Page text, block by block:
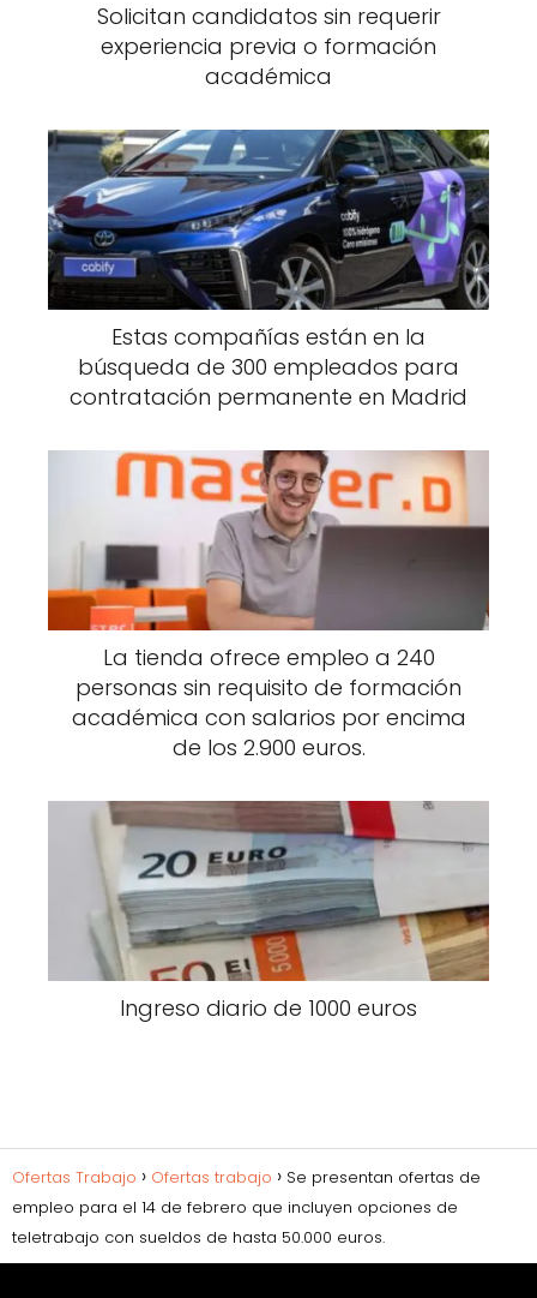
Solicitan candidatos sin requerir
experiencia previa o formación
académica
Estas compañías están en la
búsqueda de 300 empleados para
contratación permanente en Madrid
La tienda ofrece empleo a 240
personas sin requisito de formación
académica con salarios por encima
de los 2.900 euros.
Ingreso diario de 1000 euros
Ofertas Trabajo Ofertas trabajo
Se presentan ofertas de
empleo para el 14 de febrero que incluyen opciones de
teletrabajo con sueldos de hasta 50.000 euros.